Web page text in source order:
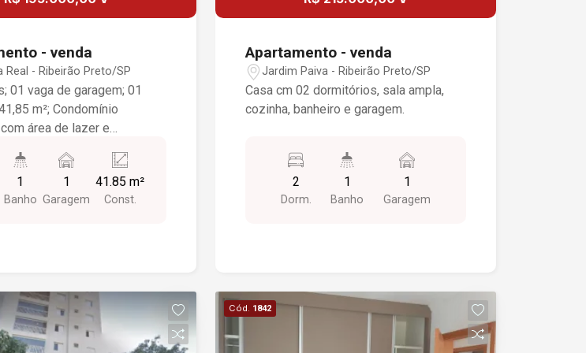
- venda
Real - Ribeirão Preto/SP
01
área de lazer e
1
Banho
1
Garagem
41.85 m²
Const.
Apartamento - venda
Jardim Paiva - Ribeirão Preto/SP
Casa cm 02 dormitórios, sala ampla,
cozinha, banheiro e garagem.
2
Dorm.
1
Banho
1
Garagem
Cód. 1842